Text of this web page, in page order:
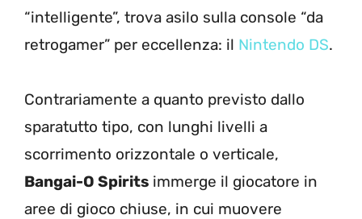
“intelligente”, trova asilo sulla console “da
retrogamer” per eccellenza: il Nintendo DS.
Contrariamente a quanto previsto dallo
sparatutto tipo, con lunghi livelli a
scorrimento orizzontale o verticale,
Bangai-O Spirits immerge il giocatore in
aree di gioco chiuse, in cui muovere